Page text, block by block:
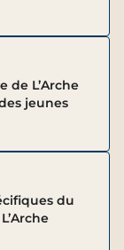
de L’Arche
jeunes
du